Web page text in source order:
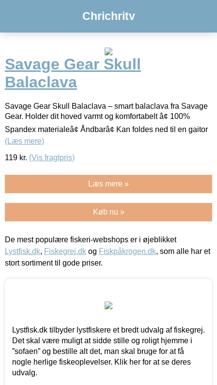
Chrichritv
Savage Gear Skull
Balaclava
Savage Gear Skull Balaclava – smart balaclava fra Savage
Gear. Holder dit hoved varmt og komfortabelt â¢ 100%
Spandex materialeâ¢ Åndbarâ¢ Kan foldes ned til en gaitor
(Læs mere)
119 kr. (Vis fragtpris)
Læs mere »
Køb nu »
De mest populære fiskeri-webshops er i øjeblikket
Lystfisk.dk, Fiskegrej.dk og Fiskpåkrogen.dk, som alle har et
stort sortiment til gode priser.
Lystfisk.dk tilbyder lystfiskere et bredt udvalg af fiskegrej.
Det skal være muligt at sidde stille og roligt hjemme i
”sofaen” og bestille alt det, man skal bruge for at få
nogle herlige fiskeoplevelser. Klik her for at se deres
udvalg.